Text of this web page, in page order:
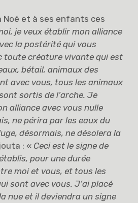
Noé et à ses enfants ces
je veux établir mon alliance
la postérité qui vous
toute créature vivante qui est
bétail, animaux des
avec vous, tous les animaux
sortis de l’arche. Je
alliance avec vous nulle
ne périra par les eaux du
désormais, ne désolera la
: « Ceci est le signe de
pour une durée
moi et vous, et tous les
sont avec vous. J’ai placé
nue et il deviendra un signe